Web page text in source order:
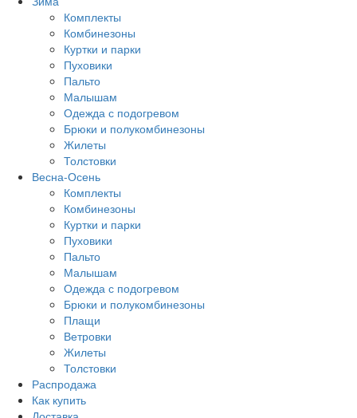
Комплекты
Комбинезоны
Куртки и парки
Пуховики
Пальто
Малышам
Одежда с подогревом
Брюки и полукомбинезоны
Жилеты
Толстовки
Весна-Осень
Комплекты
Комбинезоны
Куртки и парки
Пуховики
Пальто
Малышам
Одежда с подогревом
Брюки и полукомбинезоны
Плащи
Ветровки
Жилеты
Толстовки
Распродажа
Как купить